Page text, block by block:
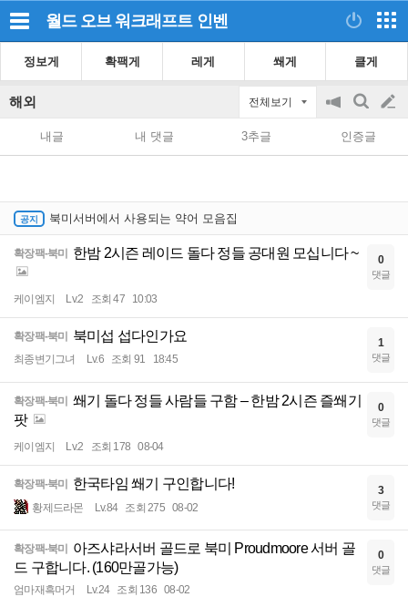
월드 오브 워크래프트 인벤
정보게 확팩게 레게 쐐게 클게
해외 전체보기
공
on/off
검
색
글
쓰
내글 내 댓글 3추글 인증글
북미서버에서 사용되는 약어 모음집
확장팩-북미 한밤 2시즌 레이드 돌다 정들 공대원 모십니다 ~
케이엠지 Lv.2 조회 47 10:03
0
댓글
확장팩-북미 북미섭 섭다인가요
최종변기그녀 Lv.6 조회 91 18:45
1
댓글
확장팩-북미
쐐기 돌다 정들 사람들 구함 – 한밤 2시즌 즐쐐기
팟
케이엠지 Lv.2 조회 178 08-04
0
댓글
확장팩-북미 한국타임 쐐기 구인합니다!
황제드라몬 Lv.84 조회 275 08-02
3
댓글
확장팩-북미
아즈샤라서버 골드로 북미 Proudmoore 서버 골
드 구합니다. (160만골가능)
엄마재흑머거 Lv.24 조회 136 08-02
0
댓글